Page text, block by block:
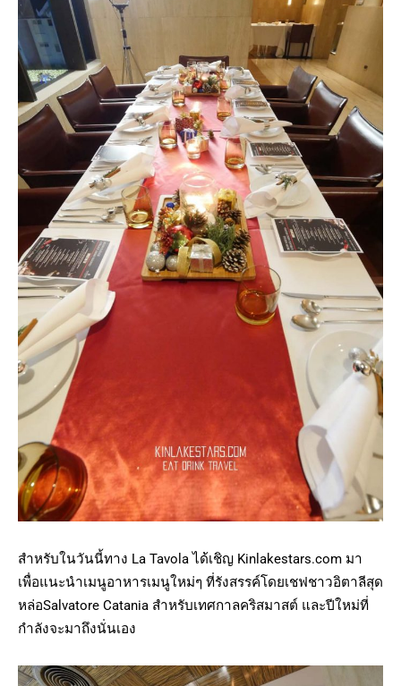
สำหรับในวันนี้ทาง La Tavola ได้เชิญ Kinlakestars.com มา
เพื่อแนะนำเมนูอาหารเมนูใหม่ๆ ที่รังสรรค์โดยเชฟชาวอิตาลีสุด
หล่อSalvatore Catania สำหรับเทศกาลคริสมาสต์ และปีใหม่ที่
กำลังจะมาถึงนั่นเอง